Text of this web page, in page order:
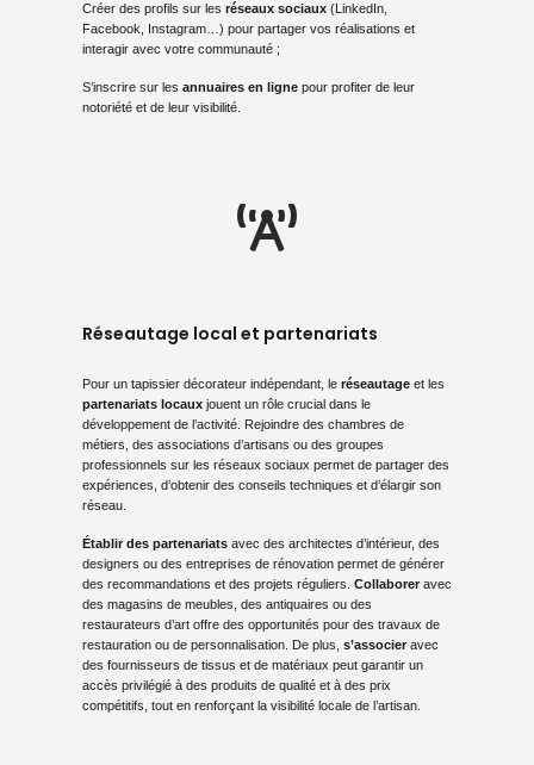
Créer des profils sur les réseaux sociaux(LinkedIn,
Facebook, Instagram…) pour partager vos réalisations et
interagir avec votre communauté ;
S’inscrire sur les annuaires en lignepour profiter de leur
notoriété et de leur visibilité.
Réseautage local et partenariats
Pour un tapissier décorateur indépendant, le réseautageet les
partenariats locauxjouent un rôle crucial dans le
développement de l’activité. Rejoindre des chambres de
métiers, des associations d’artisans ou des groupes
professionnels sur les réseaux sociaux permet de partager des
expériences, d’obtenir des conseils techniques et d’élargir son
réseau.
Établir des partenariatsavec des architectes d’intérieur, des
designers ou des entreprises de rénovation permet de générer
des recommandations et des projets réguliers. Collaboreravec
des magasins de meubles, des antiquaires ou des
restaurateurs d’art offre des opportunités pour des travaux de
restauration ou de personnalisation. De plus, s’associeravec
des fournisseurs de tissus et de matériaux peut garantir un
accès privilégié à des produits de qualité et à des prix
compétitifs, tout en renforçant la visibilité locale de l’artisan.